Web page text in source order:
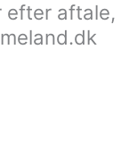
efter aftale,